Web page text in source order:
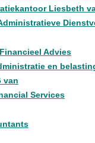
Liesbeth
Advies
en
van
Services